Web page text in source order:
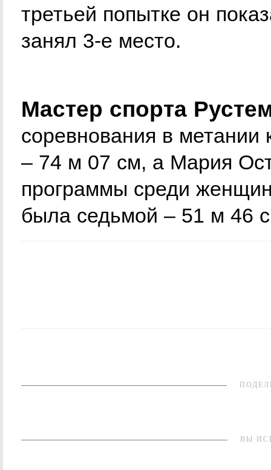
третьей попытке он
занял 3-е место.
Мастер спорта
соревнования в метании
– 74 м 07 см, а Мария
программы среди
была седьмой – 51 м 46
ВЫ